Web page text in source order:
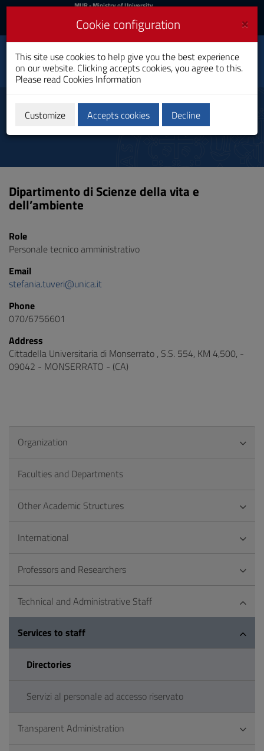
Skip
Content
to
Go
Footer
MIUR
Login
MUR- Ministry of University
Login UniCA News
Toggle
navigation
University of
Cagliari
Directories
Dipartimento di Scienze della vita e
dell’ambiente
Role
Personale tecnico amministrativo
Email
stefania.tuveri@unica.it
Phone
070/6756601
Address
Cittadella Universitaria di Monserrato , S.S. 554, KM 4,500, -
09042 - MONSERRATO - (CA)
Organization
Faculties and Departments
Other Academic Structures
International
Professors and Researchers
Technical and Administrative Staff
Services to staff
Directories
Servizi al personale ad accesso riservato
Transparent Administration
×
Cookie configuration
This site use cookies to help give you the best experience
on our website. Clicking accepts cookies, you agree to this.
Please read Cookies Information
Customize Accepts cookies Decline